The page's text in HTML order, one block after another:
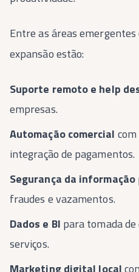
Entre as áreas emergentes
expansão estão:
Suporte remoto e help
empresas.
Automação comercial
integração de pagamentos.
Segurança da informação
fraudes e vazamentos.
Dados e BI para tomada de
serviços.
Marketing digital local